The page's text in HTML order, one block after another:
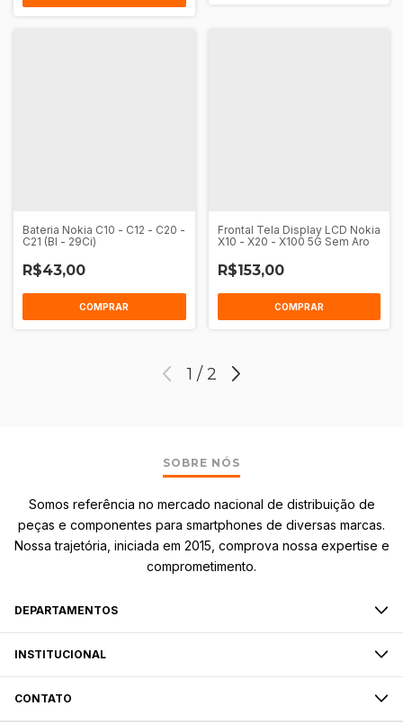
Bateria Nokia C10 - C12 - C20 -
C21 (Bl - 29Ci)
R$43,00
COMPRAR
Frontal Tela Display LCD Nokia
X10 - X20 - X100 5G Sem Aro
R$153,00
COMPRAR
1 / 2
SOBRE NÓS
Somos referência no mercado nacional de distribuição de
peças e componentes para smartphones de diversas marcas.
Nossa trajetória, iniciada em 2015, comprova nossa expertise e
comprometimento.
DEPARTAMENTOS
INSTITUCIONAL
CONTATO